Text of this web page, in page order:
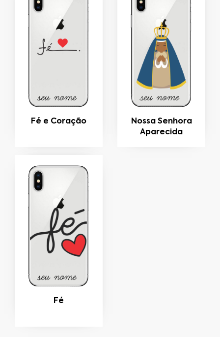
Fé e Coração
Nossa Senhora
Aparecida
Fé